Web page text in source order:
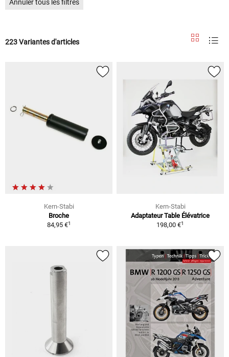
Annuler tous les filtres
223 Variantes d'articles
Kern-Stabi
Broche
84,95 €1
Kern-Stabi
Adaptateur Table Élévatrice
198,00 €1